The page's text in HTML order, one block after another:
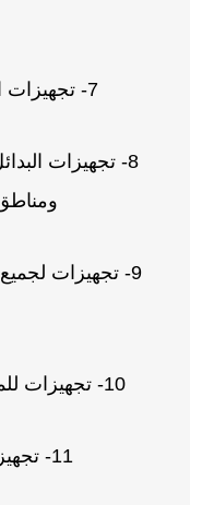
7- تجهيزات البنوك والعمل الدائم
8- تجهيزات
9- تجهيزات
10- تجهيزات للمعارض الدائمة والمؤقته
11- تجهيز الحفلات الكبري